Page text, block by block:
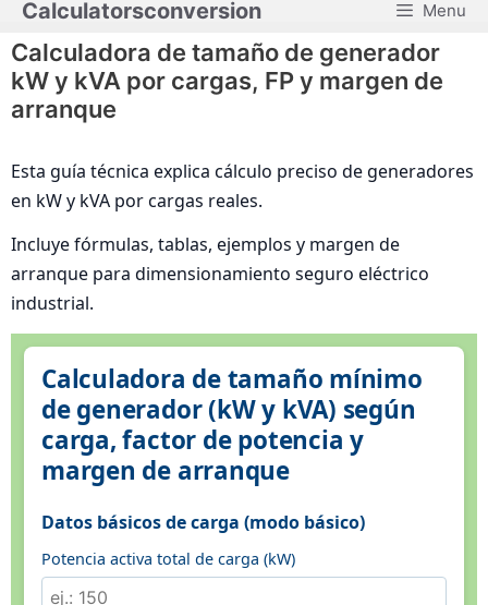
Saltar
contenido
Calculatorsconversion Menu
Calculadora de tamaño de generador
kW y kVA por cargas, FP y margen de
arranque
Esta guía técnica explica cálculo preciso de generadores
en kW y kVA por cargas reales.
Incluye fórmulas, tablas, ejemplos y margen de
arranque para dimensionamiento seguro eléctrico
industrial.
Calculadora de tamaño mínimo
de generador (kW y kVA) según
carga, factor de potencia y
margen de arranque
Datos básicos de carga (modo básico)
Potencia activa total de carga (kW)